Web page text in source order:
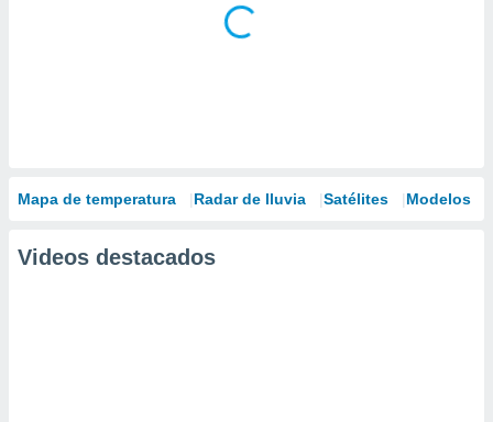
Mapa de temperatura Radar de lluvia Satélites Modelos
Videos destacados